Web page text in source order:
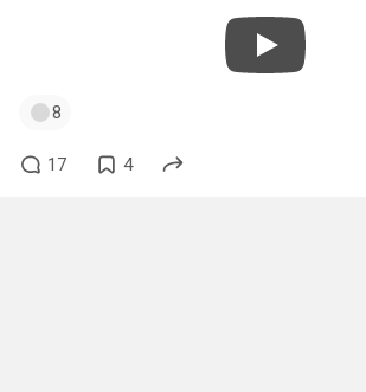
8
17 4